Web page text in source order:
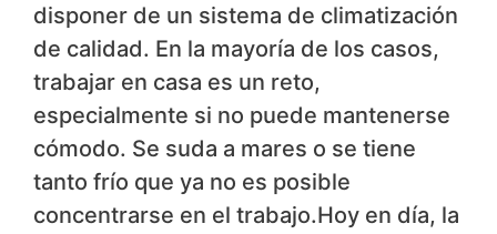
disponer de un sistema de climatización
de calidad. En la mayoría de los casos,
trabajar en casa es un reto,
especialmente si no puede mantenerse
cómodo. Se suda a mares o se tiene
tanto frío que ya no es posible
concentrarse en el trabajo.Hoy en día, la